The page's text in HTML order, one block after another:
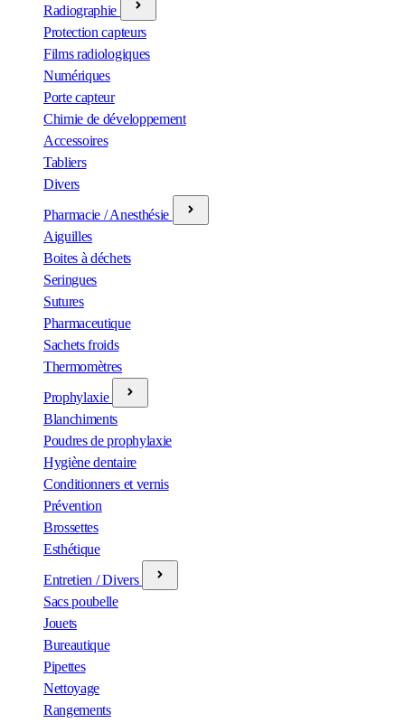
Radiographie
Protection capteurs
Films radiologiques
Numériques
Porte capteur
Chimie de développement
Accessoires
Tabliers
Divers
Pharmacie / Anesthésie
Aiguilles
Boites à déchets
Seringues
Sutures
Pharmaceutique
Sachets froids
Thermomètres
Prophylaxie
Blanchiments
Poudres de prophylaxie
Hygiène dentaire
Conditionners et vernis
Prévention
Brossettes
Esthétique
Entretien / Divers
Sacs poubelle
Jouets
Bureautique
Pipettes
Nettoyage
Rangements